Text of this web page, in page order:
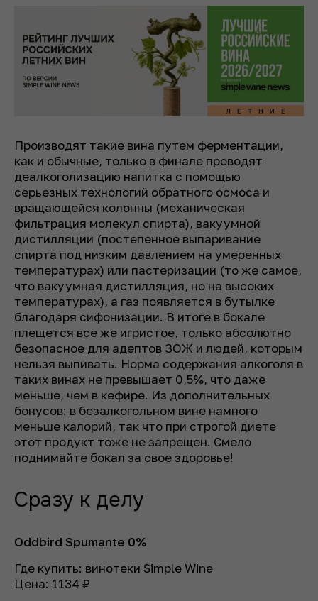
Производят такие вина путем ферментации,
как и обычные, только в финале проводят
деалкоголизацию напитка с помощью
серьезных технологий обратного осмоса и
вращающейся колонны (механическая
фильтрация молекул спирта), вакуумной
дистилляции (постепенное выпаривание
спирта под низким давлением на умеренных
температурах) или пастеризации (то же самое,
что вакуумная дистилляция, но на высоких
температурах), а газ появляется в бутылке
благодаря сифонизации. В итоге в бокале
плещется все же игристое, только абсолютно
безопасное для адептов ЗОЖ и людей, которым
нельзя выпивать. Норма содержания алкоголя в
таких винах не превышает 0,5%, что даже
меньше, чем в кефире. Из дополнительных
бонусов: в безалкогольном вине намного
меньше калорий, так что при строгой диете
этот продукт тоже не запрещен. Смело
поднимайте бокал за свое здоровье!
Сразу к делу
Oddbird Spumante 0%
Где купить: винотеки Simple Wine
Цена: 1134 ₽